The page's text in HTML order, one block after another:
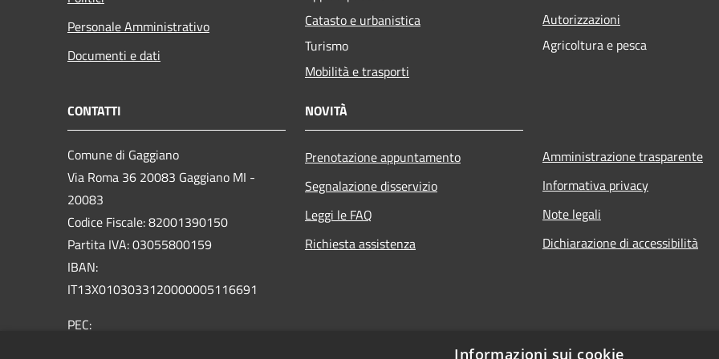
Personale Amministrativo
Documenti e dati
Catasto e urbanistica
Turismo
Mobilità e trasporti
Autorizzazioni
Agricoltura e pesca
CONTATTI
Comune di Gaggiano
Via Roma 36 20083 Gaggiano MI -
20083
Codice Fiscale: 82001390150
Partita IVA: 03055800159
IBAN:
IT13X0103033120000005116691
PEC:
NOVITÀ
Prenotazione appuntamento
Segnalazione disservizio
Leggi le FAQ
Richiesta assistenza
Amministrazione trasparente
Informativa privacy
Note legali
Dichiarazione di accessibilità
Informazioni sui cookie